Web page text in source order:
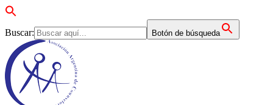
Buscar: Botón de búsqueda